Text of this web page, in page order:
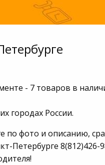
- 7 товаров в
городах России.
по фото и описанию,
Петербурге